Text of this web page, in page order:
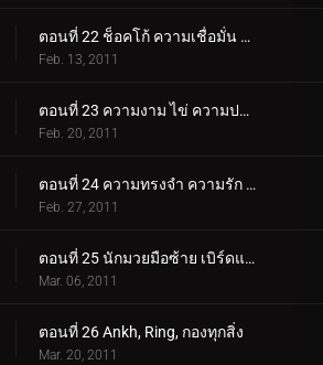
ตอนที่ 22 ช็อคโก้ ความเชื่อมั่น พลังแห่งความยุติธรรม
Feb. 13, 2011
ตอนที่ 23 ความงาม ไข่ ความปรารถนาที่หลับใหล
Feb. 20, 2011
ตอนที่ 24 ความทรงจำ ความรัก ทะเลคอมโบ
Feb. 27, 2011
ตอนที่ 25 นักมวยมือซ้าย เบิร์ดแซ่บ
Mar. 06, 2011
ตอนที่ 26 Ankh, Ring, กองทุกสิ่ง
Mar. 20, 2011